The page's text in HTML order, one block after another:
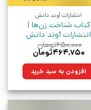
انتشارات آوند دانش
کتاب شناخت زن‌ها |
انتشارات آوند دانش
۶۵۰,۰۰۰تومان
قیمت
۶۵۰,۰۰۰تومان
بود.
۴۶۴,۷۵۰تومان
۴۶۴,۷۵۰تومان.افزودن به سبد خرید